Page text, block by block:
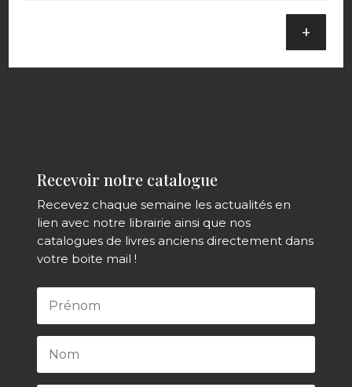
+
Recevoir notre catalogue
Recevez chaque semaine les actualités en
lien avec notre librairie ainsi que nos
catalogues de livres anciens directement dans
votre boite mail !